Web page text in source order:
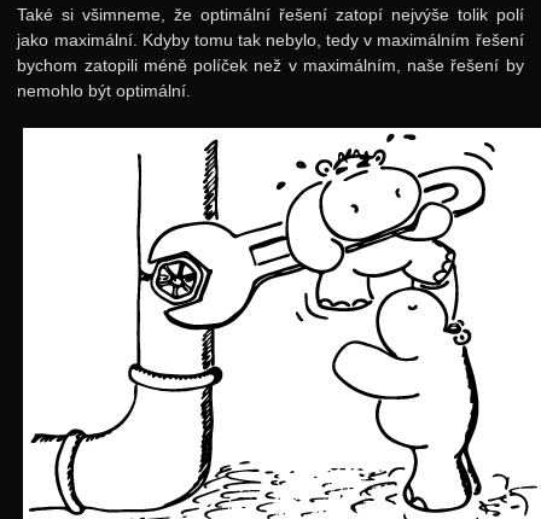
Také si všimneme, že optimální řešení zatopí nejvýše tolik polí
jako maximální. Kdyby tomu tak nebylo, tedy v maximálním řešení
bychom zatopili méně políček než v maximálním, naše řešení by
nemohlo být optimální.